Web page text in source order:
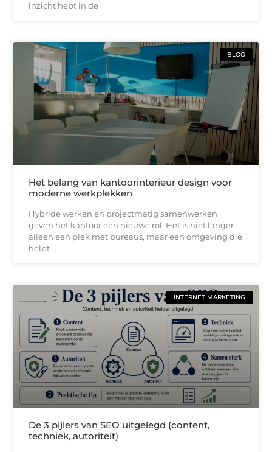
inzicht hebt in de
BLOG
Het belang van kantoorinterieur design voor
moderne werkplekken
Hybride werken en projectmatig samenwerken
geven het kantoor een nieuwe rol. Het is niet langer
alleen een plek met bureaus, maar een omgeving die
helpt
INTERNET MARKETING
De 3 pijlers van SEO uitgelegd (content,
techniek, autoriteit)